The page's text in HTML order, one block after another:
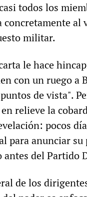
todos los
concretamente
militar.
le hace
con un ruego a
de vista".
relieve la
pocos
para anunciar su
antes del Partido
de los